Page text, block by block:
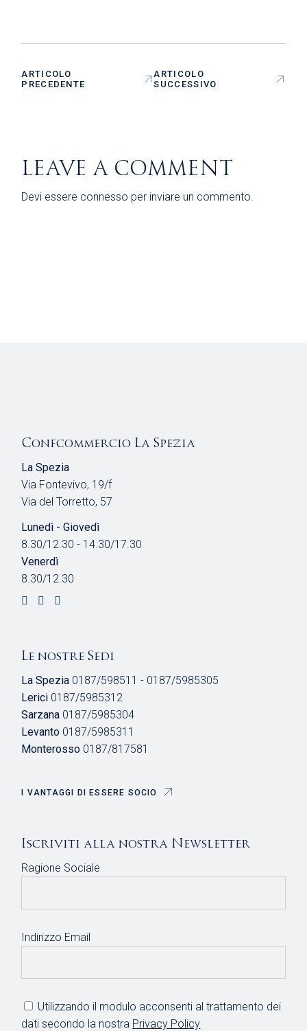
ARTICOLO
PRECEDENTE
ARTICOLO
SUCCESSIVO
LEAVE A COMMENT
Devi essere connesso per inviare un commento.
Confcommercio La Spezia
La Spezia
Via Fontevivo, 19/f
Via del Torretto, 57
Lunedì - Giovedì
8.30/12.30 - 14.30/17.30
Venerdì
8.30/12.30
Le nostre Sedi
La Spezia 0187/598511 - 0187/5985305
Lerici 0187/5985312
Sarzana 0187/5985304
Levanto 0187/5985311
Monterosso 0187/817581
I VANTAGGI DI ESSERE SOCIO
Iscriviti alla nostra Newsletter
Ragione Sociale
Indirizzo Email
Utilizzando il modulo acconsenti al trattamento dei
dati secondo la nostra Privacy Policy